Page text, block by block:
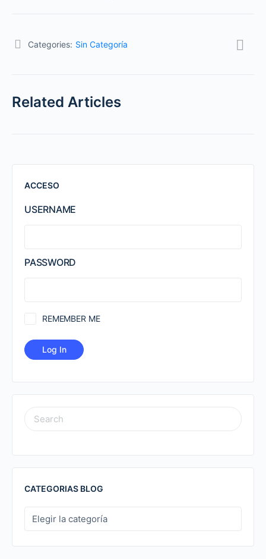
Categories: Sin Categoría
Related Articles
ACCESO
USERNAME
PASSWORD
REMEMBER ME
SEARCH
FOR:
CATEGORIAS BLOG
CATEGORIAS
BLOG